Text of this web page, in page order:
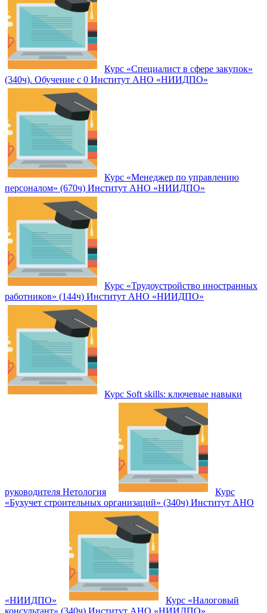
Курс «Специалист в сфере закупок»
(340ч). Обучение с 0 Институт АНО «НИИДПО»
Курс «Менеджер по управлению
персоналом» (670ч) Институт АНО «НИИДПО»
Курс «Трудоустройство иностранных
работников» (144ч) Институт АНО «НИИДПО»
Курс Soft skills: ключевые навыки
руководителя Нетология
Курс
«Бухучет строительных организаций» (340ч) Институт АНО
«НИИДПО»
Курс «Налоговый
консультант» (340ч) Институт АНО «НИИДПО»